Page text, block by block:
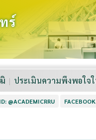
ร์
ประเมินความพึงพอใจ
@ACADEMICRRU